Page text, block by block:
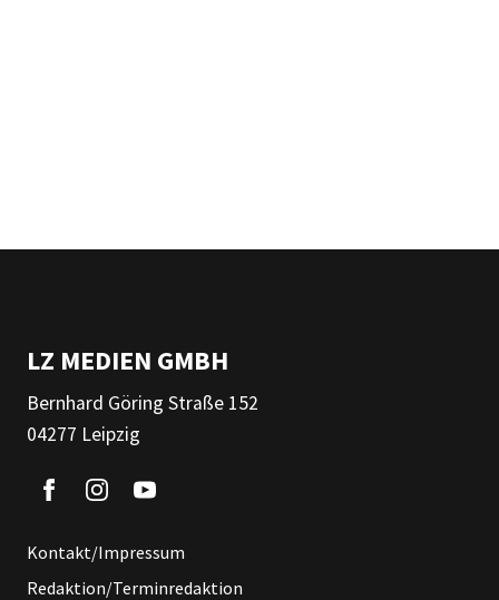
LZ MEDIEN GMBH
Bernhard Göring Straße 152
04277 Leipzig
Kontakt/Impressum
Redaktion/Terminredaktion